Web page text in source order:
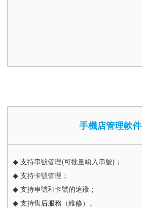
手機店管理軟件
◆ 支持串號管理(可批量輸入串號)；
◆ 支持卡號管理；
◆ 支持串號和卡號的追蹤；
◆ 支持售后服務（維修）。